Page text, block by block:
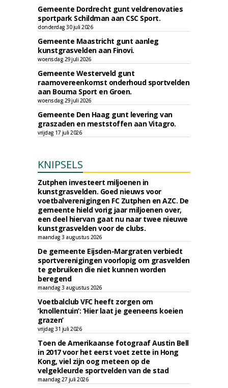
Gemeente Dordrecht gunt veldrenovaties
sportpark Schildman aan CSC Sport.
donderdag 30 juli 2026
Gemeente Maastricht gunt aanleg
kunstgrasvelden aan Finovi.
woensdag 29 juli 2026
Gemeente Westerveld gunt
raamovereenkomst onderhoud sportvelden
aan Bouma Sport en Groen.
woensdag 29 juli 2026
Gemeente Den Haag gunt levering van
graszaden en meststoffen aan Vitagro.
vrijdag 17 juli 2026
KNIPSELS
Zutphen investeert miljoenen in
kunstgrasvelden. Goed nieuws voor
voetbalverenigingen FC Zutphen en AZC. De
gemeente hield vorig jaar miljoenen over,
een deel hiervan gaat nu naar twee nieuwe
kunstgrasvelden voor de clubs.
maandag 3 augustus 2026
De gemeente Eijsden-Margraten verbiedt
sportverenigingen voorlopig om grasvelden
te gebruiken die niet kunnen worden
beregend
maandag 3 augustus 2026
Voetbalclub VFC heeft zorgen om
‘knollentuin’: ‘Hier laat je geeneens koeien
grazen’
vrijdag 31 juli 2026
Toen de Amerikaanse fotograaf Austin Bell
in 2017 voor het eerst voet zette in Hong
Kong, viel zijn oog meteen op de
velgekleurde sportvelden van de stad
maandag 27 juli 2026